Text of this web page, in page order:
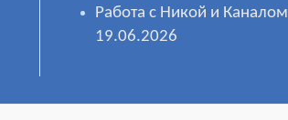
Работа с Никой и Каналом
19.06.2026